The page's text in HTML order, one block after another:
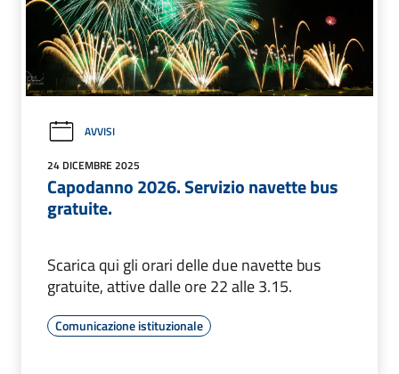
AVVISI
24 DICEMBRE 2025
Capodanno 2026. Servizio navette bus
gratuite.
Scarica qui gli orari delle due navette bus
gratuite, attive dalle ore 22 alle 3.15.
Comunicazione istituzionale